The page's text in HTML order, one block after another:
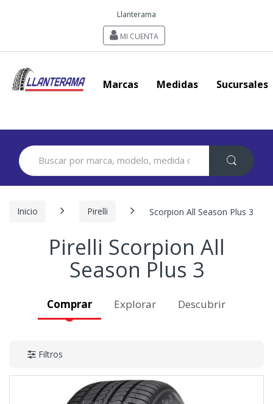
Llanterama
MI CUENTA
Marcas Medidas Sucursales
Search
for:
Inicio Pirelli Scorpion All Season Plus 3
Pirelli Scorpion All
Season Plus 3
Comprar Explorar Descubrir
Filtros